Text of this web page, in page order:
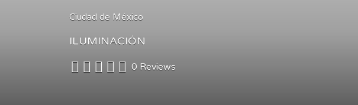
Ciudad de México
ILUMINACIÓN
0 Reviews